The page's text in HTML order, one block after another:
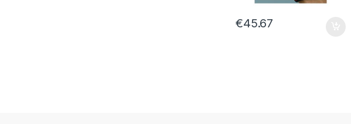
€45.67